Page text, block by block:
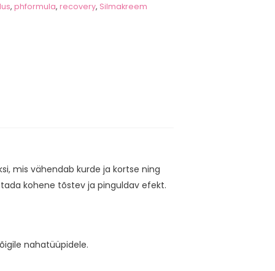
, phformula, recovery, Silmakreem
mis vähendab kurde ja kortse ning
kohene tõstev ja pinguldav efekt.
nahatüüpidele.